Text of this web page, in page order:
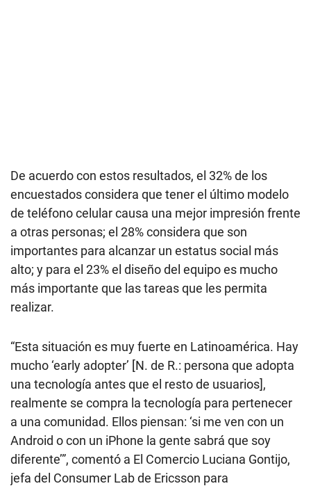
De acuerdo con estos resultados, el 32% de los
encuestados considera que tener el último modelo
de teléfono celular causa una mejor impresión frente
a otras personas; el 28% considera que son
importantes para alcanzar un estatus social más
alto; y para el 23% el diseño del equipo es mucho
más importante que las tareas que les permita
realizar.
“Esta situación es muy fuerte en Latinoamérica. Hay
mucho ‘early adopter’ [N. de R.: persona que adopta
una tecnología antes que el resto de usuarios],
realmente se compra la tecnología para pertenecer
a una comunidad. Ellos piensan: ‘si me ven con un
Android o con un iPhone la gente sabrá que soy
diferente’”, comentó a El Comercio Luciana Gontijo,
jefa del Consumer Lab de Ericsson para